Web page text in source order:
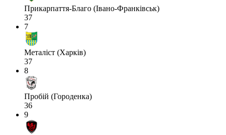
Прикарпаття-Благо (Івано-Франківськ)
37
7
Металіст (Харків)
37
8
Пробій (Городенка)
36
9